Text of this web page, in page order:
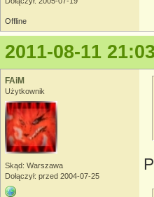
Offline
2011-08-11
FAiM
Użytkownik
Skąd: Warszawa
Dołączył: przed 2004-07-25